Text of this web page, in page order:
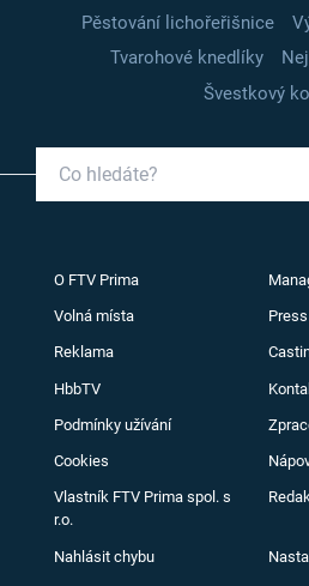
Pěstování lichořeřišnice
Tvarohové knedlíky
Švestkový
O FTV Prima
Volná místa Press
Reklama
HbbTV
Podmínky užívání
Cookies
Vlastník FTV Prima spol. s
r.o.
Nahlásit chybu